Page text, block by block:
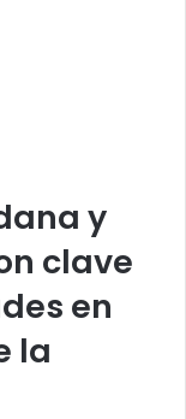
y
clave
en
la